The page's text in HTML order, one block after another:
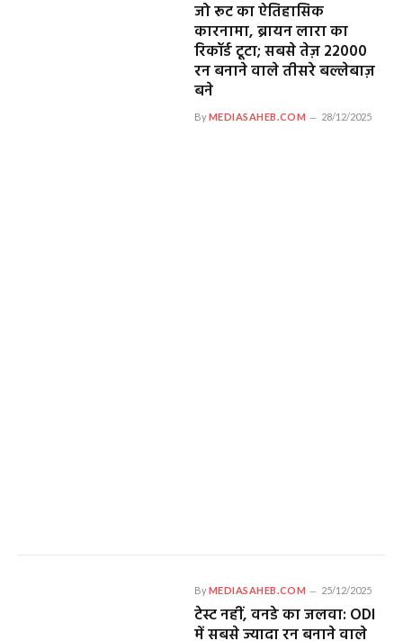
जो रूट का ऐतिहासिक
कारनामा, ब्रायन लारा का
रिकॉर्ड टूटा; सबसे तेज़ 22000
रन बनाने वाले तीसरे बल्लेबाज़
बने
ByMEDIASAHEB.COM 28/12/2025
ByMEDIASAHEB.COM 25/12/2025
टेस्ट नहीं, वनडे का जलवा: ODI
में सबसे ज्यादा रन बनाने वाले